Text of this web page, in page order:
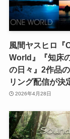
風間ヤスヒロ『
World』『知床
の日々』2作品
リング配信が決
2026年4月28日